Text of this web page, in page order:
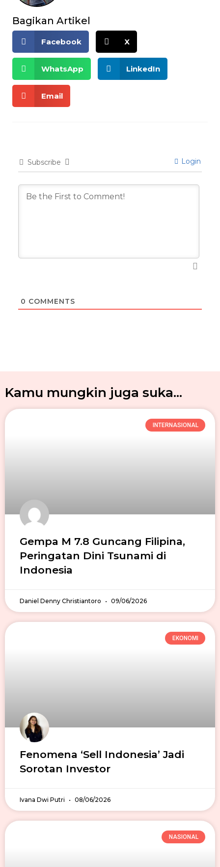
Bagikan Artikel
Facebook X
WhatsApp LinkedIn
Email
Subscribe Login
0 COMMENTS
Kamu mungkin juga suka...
INTERNASIONAL
Gempa M 7.8 Guncang Filipina,
Peringatan Dini Tsunami di
Indonesia
Daniel Denny Christiantoro 09/06/2026
EKONOMI
Fenomena ‘Sell Indonesia’ Jadi
Sorotan Investor
Ivana Dwi Putri 08/06/2026
NASIONAL